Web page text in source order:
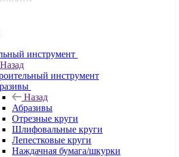
инструмент
Назад
инструмент
Назад
Абразивы
Отрезные круги
Шлифовальные круги
Лепестковые круги
Наждачная бумага/шкурки